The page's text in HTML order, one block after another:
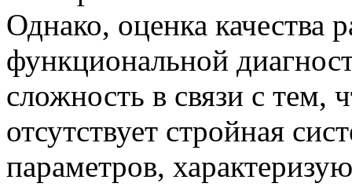
Однако, оценка качества
функциональной
сложность в связи с тем,
отсутствует стройная
параметров,